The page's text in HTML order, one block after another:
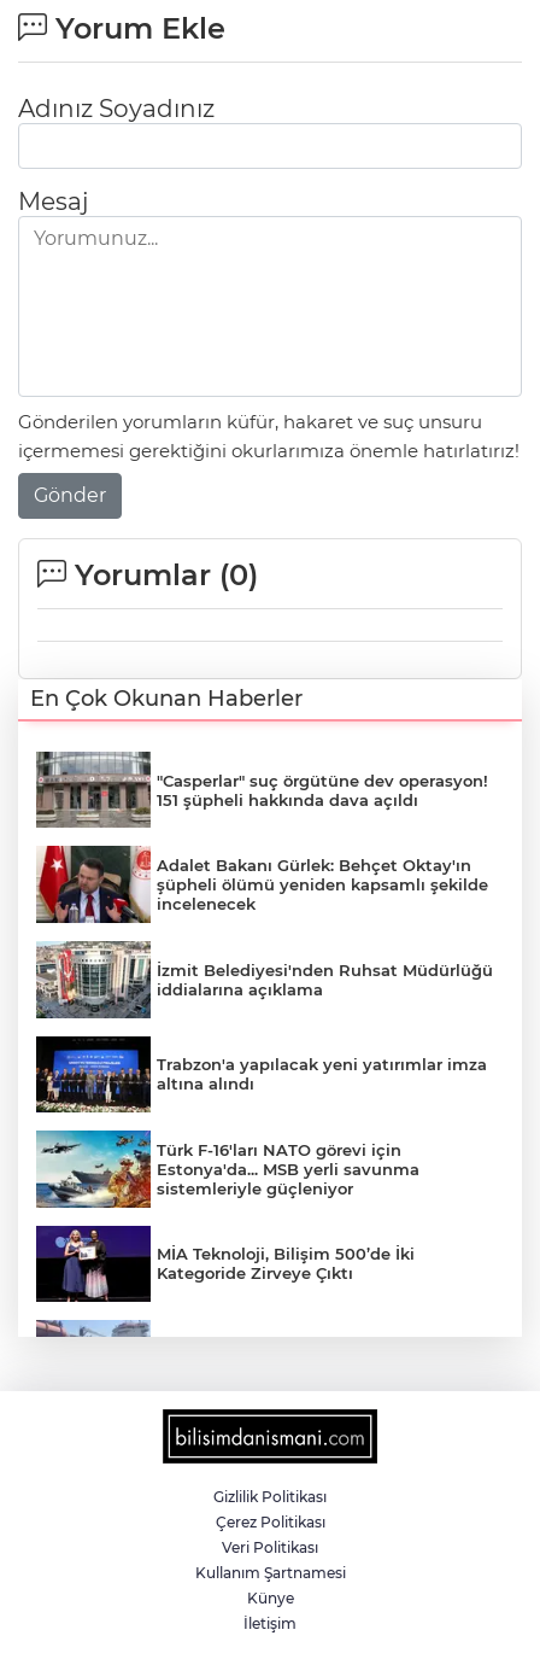
Yorum Ekle
Adınız Soyadınız
Mesaj
Gönderilen yorumların küfür, hakaret ve suç unsuru
içermemesi gerektiğini okurlarımıza önemle hatırlatırız!
Gönder
Yorumlar (0)
En Çok Okunan Haberler
"Casperlar" suç örgütüne dev operasyon!
151 şüpheli hakkında dava açıldı
Adalet Bakanı Gürlek: Behçet Oktay'ın
şüpheli ölümü yeniden kapsamlı şekilde
incelenecek
İzmit Belediyesi'nden Ruhsat Müdürlüğü
iddialarına açıklama
Trabzon'a yapılacak yeni yatırımlar imza
altına alındı
Türk F-16'ları NATO görevi için
Estonya'da... MSB yerli savunma
sistemleriyle güçleniyor
MİA Teknoloji, Bilişim 500’de İki
Kategoride Zirveye Çıktı
6 milyon emekliyi ilgilendiriyor... Emekli
aylığı fark ödemeleri 7 Ağustos'ta
Teröristler teslim olmaya devam ediyor...
Hudutlarda 490 kişi yakalandı
İletişim'den 'Terörsüz Türkiye' hedefli
Gizlilik Politikası
Çerez Politikası
Veri Politikası
Kullanım Şartnamesi
Künye
İletişim